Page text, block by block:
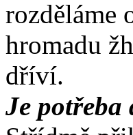
rozděláme
hromadu
dříví.
Je potřeba